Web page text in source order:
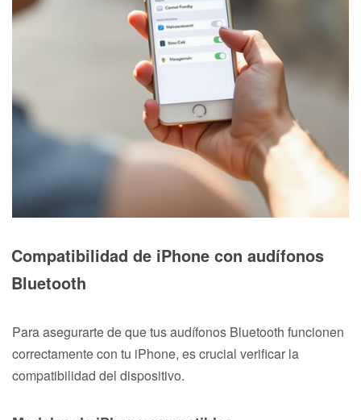
Compatibilidad de iPhone con audífonos
Bluetooth
Para asegurarte de que tus audífonos Bluetooth funcionen
correctamente con tu iPhone, es crucial verificar la
compatibilidad del dispositivo.